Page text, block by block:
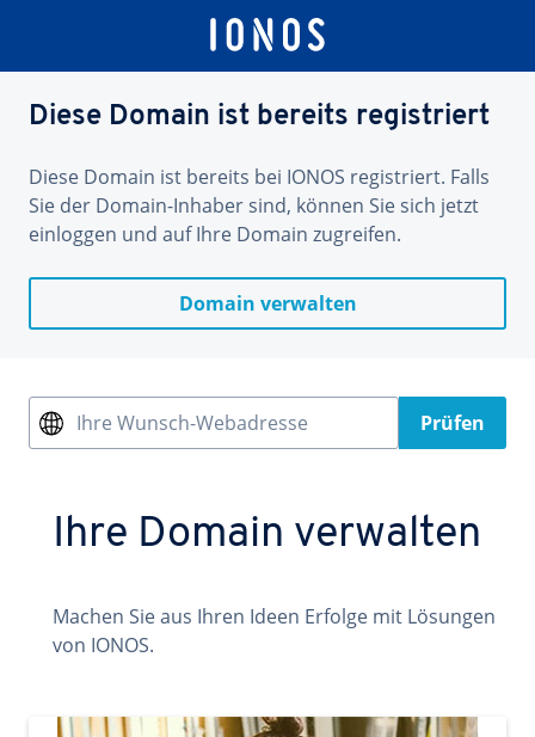
Diese Domain ist bereits registriert
Diese Domain ist bereits bei IONOS registriert. Falls
Sie der Domain-Inhaber sind, können Sie sich jetzt
einloggen und auf Ihre Domain zugreifen.
Domain verwalten
Ihre Wunsch-Webadresse Prüfen
Ihre Domain verwalten
Machen Sie aus Ihren Ideen Erfolge mit Lösungen
von IONOS.